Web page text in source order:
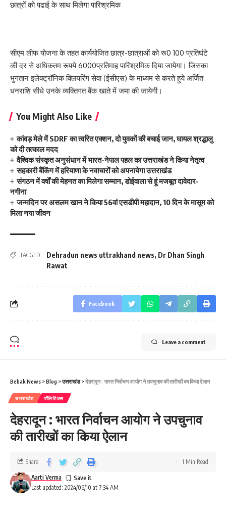
छात्रों को पढाई के साथ मिलेगा पारिश्रमिक
सीएम लीफ योजना के तहत कार्ययोजित छात्र-छात्राओं को रू0 100 प्रतिघंटे
की दर से अधिकतम रूपये 6000प्रतिमाह पारिश्रमिक दिया जायेगा। जिसका
भुगतान इलेक्ट्रॉनिक क्लियरिंग सेवा (ईसीएस) के माध्यम से करते हुये अर्जित
धनराशि सीधे उनके व्यक्तिगत बैंक खाते में जमा की जायेगी।
You Might Also Like
कांवड़ मेले में SDRF का त्वरित एक्शन, दो युवकों की बचाई जान, घायल श्रद्धालु
को दी तत्काल मदद
वैश्विक संस्कृत अनुसंधान में भारत-नेपाल पहल का उत्तराखंड ने किया नेतृत्व
सहकारी बैंकिंग में हरियाणा के नवाचारों को अपनायेगा उत्तराखंड
संगठन में वर्षों की मेहनत का मिलेगा सम्मान, डोईवाला से हूं मजबूत दावेदार-
नगीना
जन्मदिन पर असलम खान ने किया 56वां एसडीपी महादान, 10 दिन के मासूम को
मिला नया जीवन
TAGGED: Dehradun news uttrakhand news, Dr Dhan Singh
Rawat
Facebook
Leave a comment
Bebak News >Blog >उत्तराखंड>देहरादून : भारत निर्वाचन आयोग ने उपचुनाव की तारीखों का किया ऐलान
उत्तराखंड पॉलिटिक्स
देहरादून : भारत निर्वाचन आयोग ने उपचुनाव
की तारीखों का किया ऐलान
Last updated: 2024/06/10 at 7:34 AM
Aarti Verma
Share 1 Min Read